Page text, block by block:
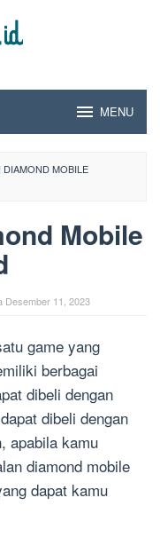
MENU
DIAMOND MOBILE
Mobile
Desember 11, 2023
game yang
berbagai
dibeli dengan
dibeli dengan
apabila kamu
diamond mobile
dapat kamu